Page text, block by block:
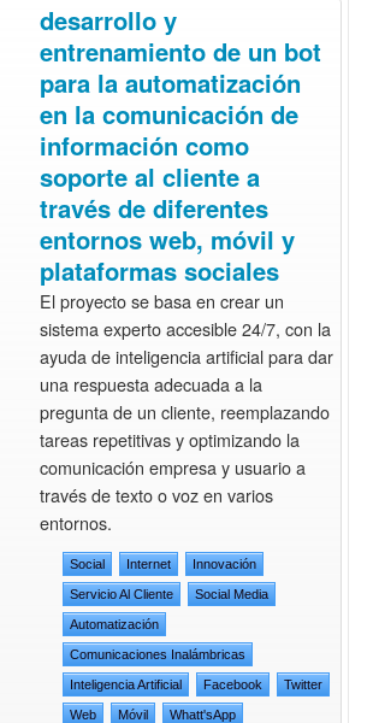
desarrollo y
entrenamiento de un bot
para la automatización
en la comunicación de
información como
soporte al cliente a
través de diferentes
entornos web, móvil y
plataformas sociales
El proyecto se basa en crear un
sistema experto accesible 24/7, con la
ayuda de inteligencia artificial para dar
una respuesta adecuada a la
pregunta de un cliente, reemplazando
tareas repetitivas y optimizando la
comunicación empresa y usuario a
través de texto o voz en varios
entornos.
Social Internet Innovación
Servicio Al Cliente Social Media
Automatización
Comunicaciones Inalámbricas
Inteligencia Artificial Facebook Twitter
Web Móvil Whatt'sApp